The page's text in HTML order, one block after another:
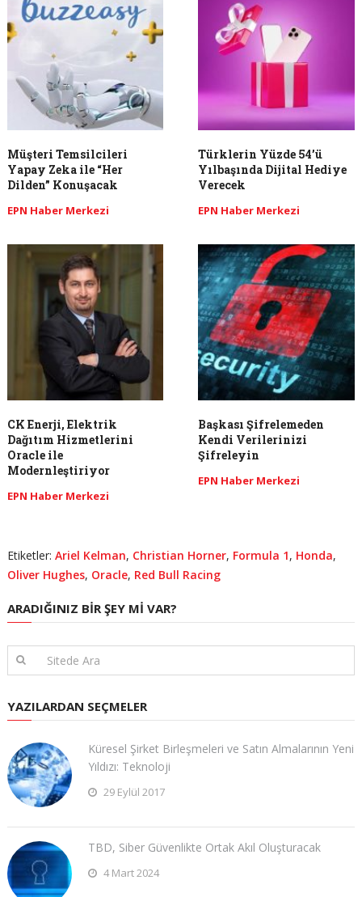
Müşteri Temsilcileri
Yapay Zeka ile “Her
Dilden” Konuşacak
EPN Haber Merkezi
Türklerin Yüzde 54’ü
Yılbaşında Dijital Hediye
Verecek
EPN Haber Merkezi
CK Enerji, Elektrik
Dağıtım Hizmetlerini
Oracle ile
Modernleştiriyor
EPN Haber Merkezi
Başkası Şifrelemeden
Kendi Verilerinizi
Şifreleyin
EPN Haber Merkezi
Etiketler: Ariel Kelman, Christian Horner, Formula 1, Honda,
Oliver Hughes, Oracle, Red Bull Racing
ARADIĞINIZ BIR ŞEY MI VAR?
YAZILARDAN SEÇMELER
Küresel Şirket Birleşmeleri ve Satın Almalarının Yeni
Yıldızı: Teknoloji
29 Eylül 2017
TBD, Siber Güvenlikte Ortak Akıl Oluşturacak
4 Mart 2024